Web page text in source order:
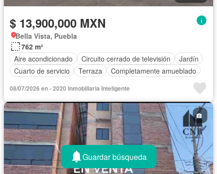
$ 13,900,000 MXN
Bella Vista, Puebla
762 m²
Aire acondicionado
Circuito cerrado de televisión
Jardín
Cuarto de servicio
Terraza Completamente amueblado
08/07/2026 en - 2020 Inmobiliaria Inteligente
Guardar búsqueda